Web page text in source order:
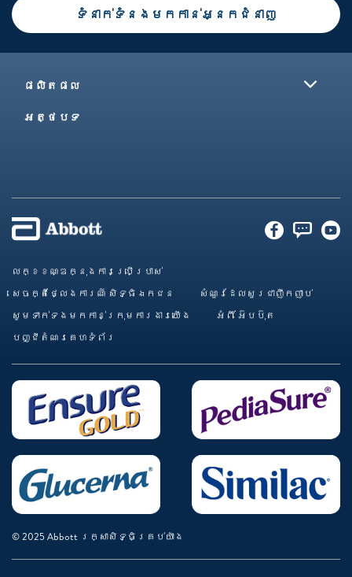
ទំនាក់ទំនងមកកាន់អ្នកជំនាញ
ផលិតផល
អត្ថបទ
លក្ខខណ្ឌក្នុងការប្រើប្រាស់
សេចក្តីថ្លែងការណ៍ សិទ្ធិឯកជន
សំណួរដែលសួរជាញឹកញាប់
សូមទាក់ទងមកកាន់ក្រុមការងារយើង
អំពី អ៊ែបប៊ុត
បញ្ជីតំណរគេហទំព័រ
© 2025 Abbott រក្សាសិទ្ធិគ្រប់យ៉ាង